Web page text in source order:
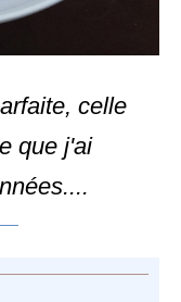
celle
que j'ai